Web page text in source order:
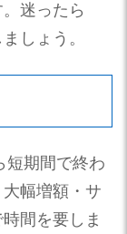
迷ったら
しょう。
短期間で終わ
幅増額・サ
間を要しま